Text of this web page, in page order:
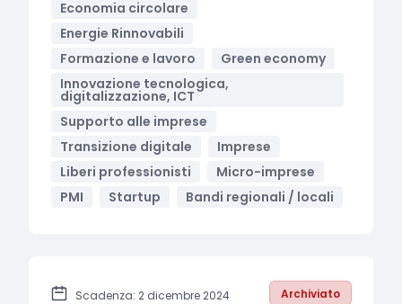
Economia circolare
Energie Rinnovabili
Formazione e lavoro
Green economy
Innovazione tecnologica,
digitalizzazione, ICT
Supporto alle imprese
Transizione digitale
Imprese
Liberi professionisti
Micro-imprese
PMI
Startup Bandi regionali / locali
Scadenza: 2 dicembre 2024 Archiviato